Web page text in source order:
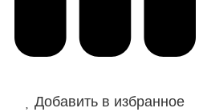
Добавить в избранное